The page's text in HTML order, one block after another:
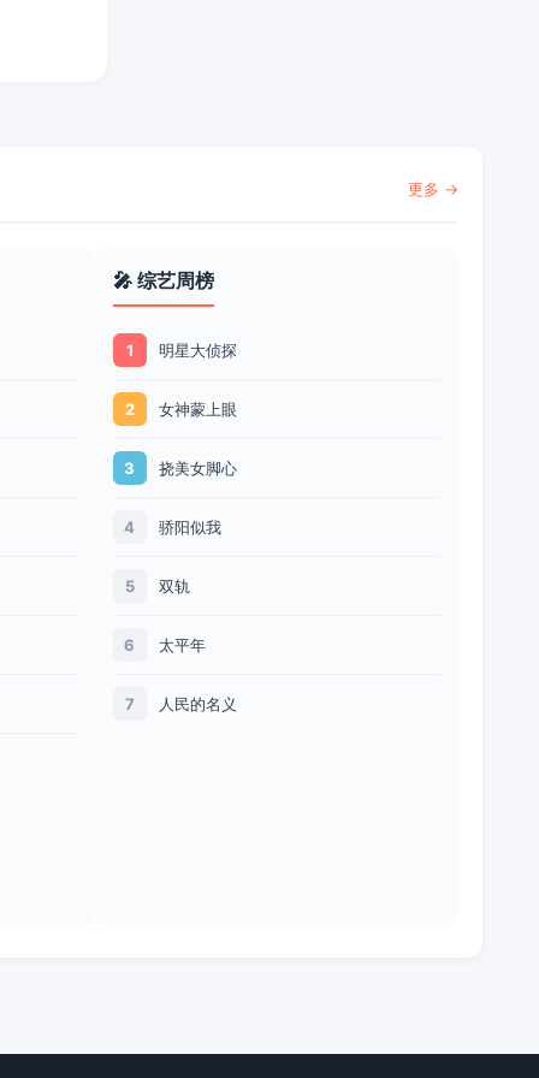
更多 →
🎤 综艺周榜
1 明星大侦探
2 女神蒙上眼
3 挠美女脚心
4 骄阳似我
5 双轨
6 太平年
7 人民的名义